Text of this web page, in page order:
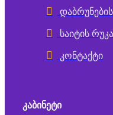
საიტის რუკა
კონტაქტი
ᲙᲐᲑᲘᲜᲔᲢᲘ